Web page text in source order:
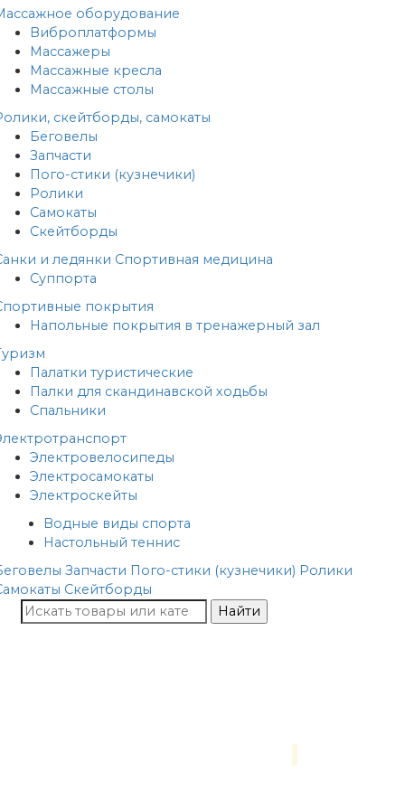
оборудование
Виброплатформы
Массажеры
Массажные кресла
Массажные столы
скейтборды, самокаты
Беговелы
Запчасти
Пого-стики (кузнечики)
Ролики
Самокаты
Скейтборды
и ледянки Спортивная медицина
Суппорта
покрытия
Напольные покрытия в тренажерный зал
Палатки туристические
Палки для скандинавской ходьбы
Спальники
Электровелосипеды
Электросамокаты
Электроскейты
Водные виды спорта
Настольный теннис
Запчасти Пого-стики (кузнечики) Ролики
Скейтборды
Найти